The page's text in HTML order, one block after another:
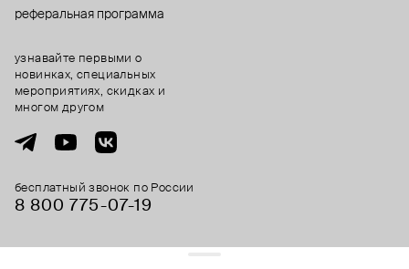
реферальная программа
бесплатный звонок по России
8 800 775⁠-07⁠-19
узнавайте первыми о
новинках, специальных
мероприятиях, скидках и
многом другом